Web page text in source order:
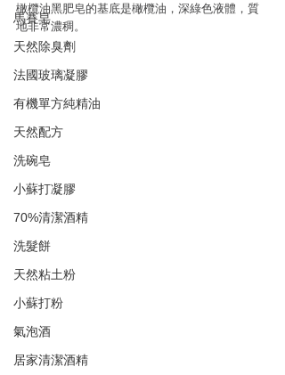
馬賽皂
天然除臭劑
法國玻璃凝膠
有機單方純精油
天然配方
洗碗皂
小蘇打凝膠
70%清潔酒精
洗髮餅
天然粘土粉
小蘇打粉
氣泡酒
居家清潔酒精
橄欖油黑肥皂的基底是橄欖油，深綠色液體，質
地非常濃稠。